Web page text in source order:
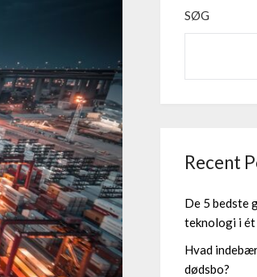
SØG
Recent
De 5 bedste
teknologi i ét
Hvad
dødsbo?